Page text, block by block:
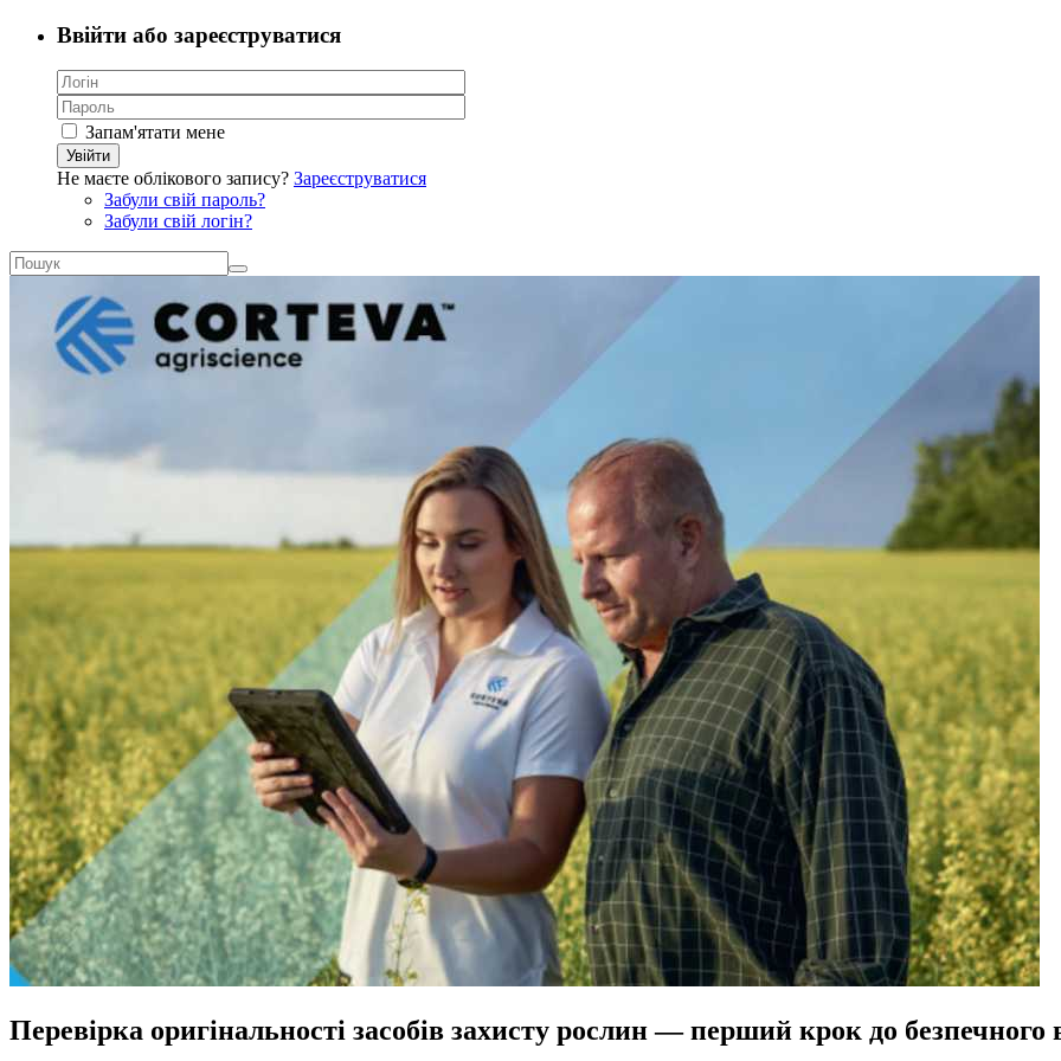
Ввійти або зареєструватися
Запам'ятати мене
Увійти
Не маєте облікового запису? Зареєструватися
Забули свій пароль?
Забули свій логін?
Перевірка оригінальності засобів захисту рослин — перший крок до